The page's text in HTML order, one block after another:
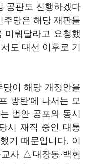
공판도 진행하겠다
주당은 해당 재판들
미뤄달라고 요청했
도 대선 이후로 기
이 해당 개정안을
방탄'에 나서는 모
법안 공포와 동시
시 재직 중인 대통
기 때문입니다. 이
사 △대장동·백현